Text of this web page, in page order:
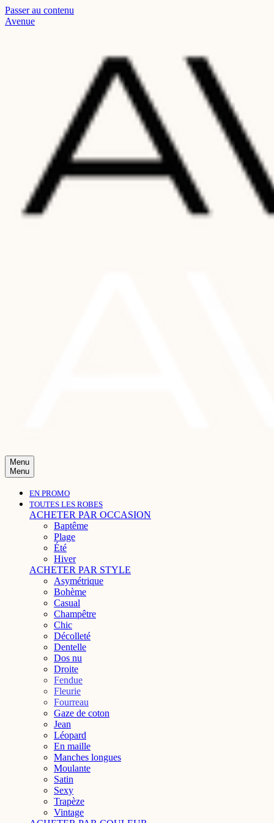
Read
Passer au contenu
Avenue
Menu
Menu
EN PROMO
TOUTES LES ROBES
ACHETER PAR OCCASION
Baptême
Plage
Été
Hiver
ACHETER PAR STYLE
Asymétrique
Bohème
Casual
Champêtre
Chic
Décolleté
Dentelle
Dos nu
Droite
Fendue
Fleurie
Fourreau
Gaze de coton
Jean
Léopard
En maille
Manches longues
Moulante
Satin
Sexy
Trapèze
Vintage